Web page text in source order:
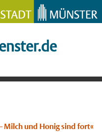
Milch und Honig sind fort«